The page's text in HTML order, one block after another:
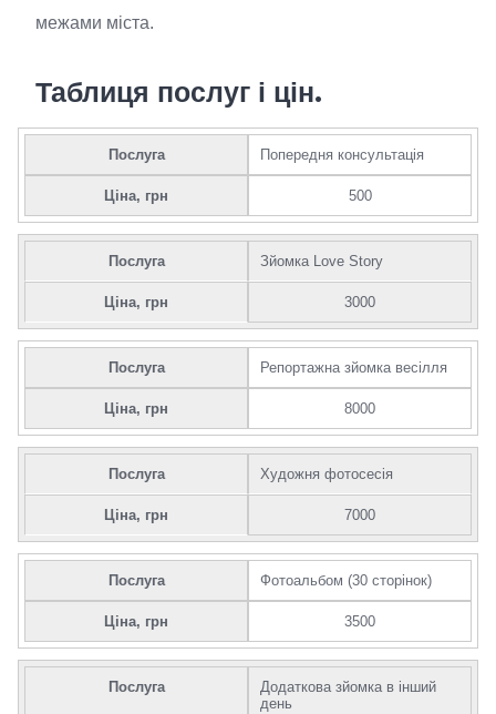
межами міста.
Таблиця послуг і цін.
Послуга Попередня консультація
Ціна, грн 500
Послуга Зйомка Love Story
Ціна, грн 3000
Послуга Репортажна зйомка весілля
Ціна, грн 8000
Послуга Художня фотосесія
Ціна, грн 7000
Послуга Фотоальбом (30 сторінок)
Ціна, грн 3500
Послуга
Додаткова зйомка в інший
день